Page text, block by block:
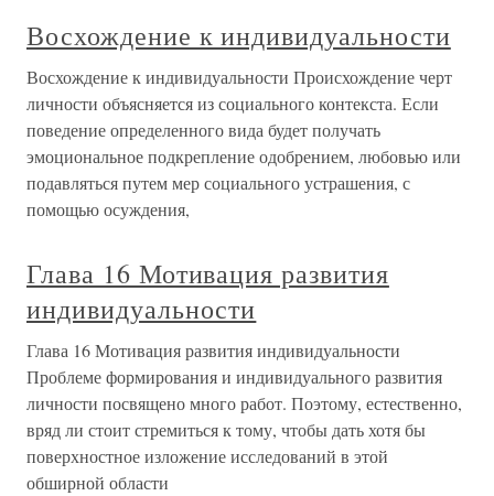
Восхождение к индивидуальности
Восхождение к индивидуальности Происхождение черт
личности объясняется из социального контекста. Если
поведение определенного вида будет получать
эмоциональное подкрепление одобрением, любовью или
подавляться путем мер социального устрашения, с
помощью осуждения,
Глава 16 Мотивация развития
индивидуальности
Глава 16 Мотивация развития индивидуальности
Проблеме формирования и индивидуального развития
личности посвящено много работ. Поэтому, естественно,
вряд ли стоит стремиться к тому, чтобы дать хотя бы
поверхностное изложение исследований в этой
обширной области